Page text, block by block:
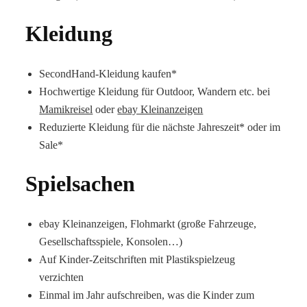
Kleidung
SecondHand-Kleidung kaufen*
Hochwertige Kleidung für Outdoor, Wandern etc. bei
Mamikreisel oderebay Kleinanzeigen
Reduzierte Kleidung für die nächste Jahreszeit* oder im
Sale*
Spielsachen
ebay Kleinanzeigen, Flohmarkt (große Fahrzeuge,
Gesellschaftsspiele, Konsolen…)
Auf Kinder-Zeitschriften mit Plastikspielzeug
verzichten
Einmal im Jahr aufschreiben, was die Kinder zum